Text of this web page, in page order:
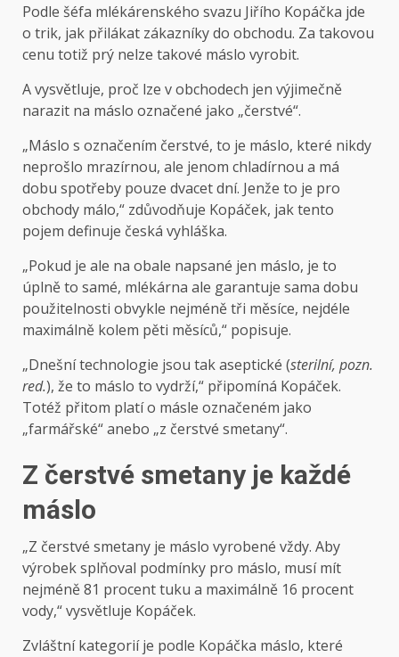
Podle šéfa mlékárenského svazu Jiřího Kopáčka jde
o trik, jak přilákat zákazníky do obchodu. Za takovou
cenu totiž prý nelze takové máslo vyrobit.
A vysvětluje, proč lze v obchodech jen výjimečně
narazit na máslo označené jako „čerstvé“.
„Máslo s označením čerstvé, to je máslo, které nikdy
neprošlo mrazírnou, ale jenom chladírnou a má
dobu spotřeby pouze dvacet dní. Jenže to je pro
obchody málo,“ zdůvodňuje Kopáček, jak tento
pojem definuje česká vyhláška.
„Pokud je ale na obale napsané jen máslo, je to
úplně to samé, mlékárna ale garantuje sama dobu
použitelnosti obvykle nejméně tři měsíce, nejdéle
maximálně kolem pěti měsíců,“ popisuje.
„Dnešní technologie jsou tak aseptické (sterilní, pozn.
red.), že to máslo to vydrží,“ připomíná Kopáček.
Totéž přitom platí o másle označeném jako
„farmářské“ anebo „z čerstvé smetany“.
Z čerstvé smetany je každé
máslo
„Z čerstvé smetany je máslo vyrobené vždy. Aby
výrobek splňoval podmínky pro máslo, musí mít
nejméně 81 procent tuku a maximálně 16 procent
vody,“ vysvětluje Kopáček.
Zvláštní kategorií je podle Kopáčka máslo, které